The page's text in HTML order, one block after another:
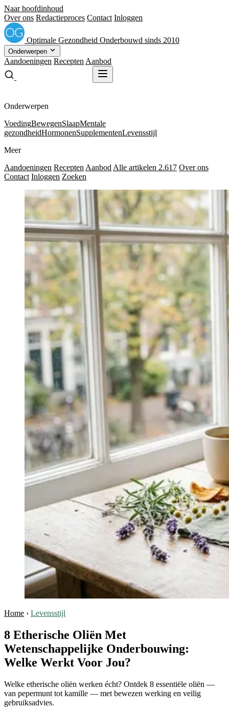
Naar hoofdinhoud
Over ons Redactieproces Contact Inloggen
Optimale Gezondheid Onderbouwd sinds 2010
Onderwerpen
Aandoeningen Recepten Aanbod
Onderwerpen
VoedingBewegenSlaapMentale
gezondheidHormonenSupplementenLevensstijl
Meer
Aandoeningen Recepten Aanbod Alle artikelen 2.617 Over ons
Contact Inloggen Zoeken
Home › Levensstijl
8 Etherische Oliën Met
Wetenschappelijke Onderbouwing:
Welke Werkt Voor Jou?
Welke etherische oliën werken écht? Ontdek 8 essentiële oliën —
van pepermunt tot kamille — met bewezen werking en veilig
gebruiksadvies.